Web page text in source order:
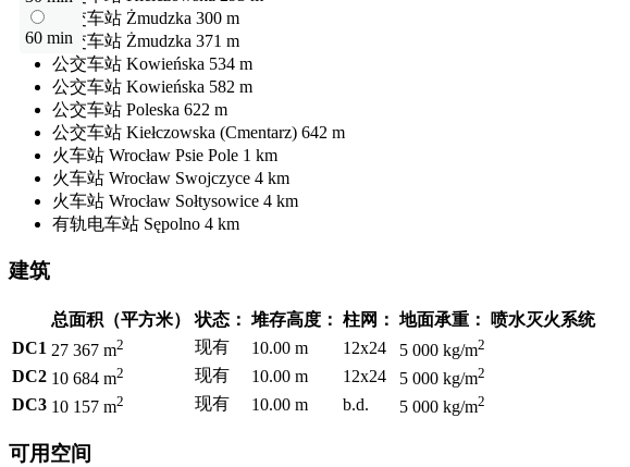
60 min
公交车站 Żmudzka 300 m
公交车站 Żmudzka 371 m
公交车站 Kowieńska 534 m
公交车站 Kowieńska 582 m
公交车站 Poleska 622 m
公交车站 Kiełczowska (Cmentarz) 642 m
火车站 Wrocław Psie Pole 1 km
火车站 Wrocław Swojczyce 4 km
火车站 Wrocław Sołtysowice 4 km
有轨电车站 Sępolno 4 km
建筑
总面积（平方米） 状态： 堆存高度： 柱网： 地面承重：
喷水灭火系统
DC1 27 367 m2 现有 10.00 m 12x24 5 000 kg/m2
DC2 10 684 m2 现有 10.00 m 12x24 5 000 kg/m2
DC3 10 157 m2 现有 10.00 m b.d. 5 000 kg/m2
可用空间